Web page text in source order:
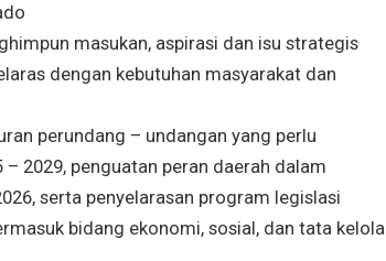
masukan, aspirasi dan isu strategis
dengan kebutuhan masyarakat dan
perundang – undangan yang perlu
2029, penguatan peran daerah dalam
serta penyelarasan program legislasi
bidang ekonomi, sosial, dan tata kelola